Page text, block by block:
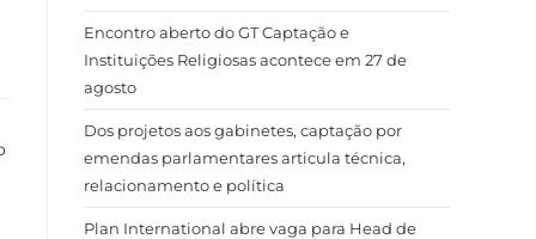
Encontro aberto do GT Captação e
Instituições Religiosas acontece em 27 de
agosto
Dos projetos aos gabinetes, captação por
emendas parlamentares articula técnica,
relacionamento e política
Plan International abre vaga para Head de